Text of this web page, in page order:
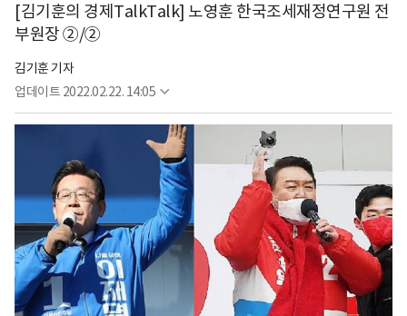
[김기훈의 경제TalkTalk] 노영훈 한국조세재정연구원 전
부원장 ②/②
김기훈 기자
업데이트 2022.02.22. 14:05